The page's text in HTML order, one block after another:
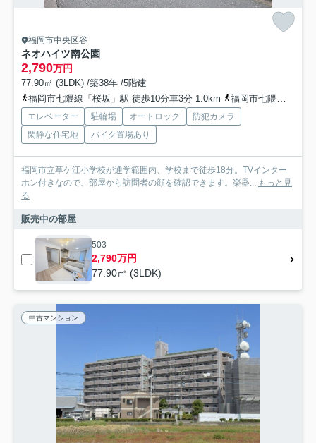
福岡市中央区谷
ネオハイツ南公園
2,790万円
77.90㎡ (3LDK) /築38年 /5階建
福岡市七隈線「桜坂」駅 徒歩10分車3分 1.0km
福岡市七隈線「六本松」駅 徒歩13分車4分 1.1km
エレベーター 駐輪場 オートロック
防犯カメラ
閑静な住宅地
バイク置場あり
福岡市立草ケ江小学校が通学範囲内、学校まで徒歩18分。TVインター
ホン付きなので、部屋から訪問者の顔を確認できます。楽器... もっと見
る
販売中の部屋
503
2,790万円
77.90㎡ (3LDK)
中古マンション